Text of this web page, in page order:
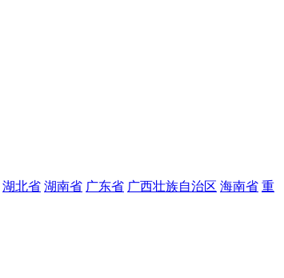
湖北省 湖南省 广东省 广西壮族自治区 海南省 重